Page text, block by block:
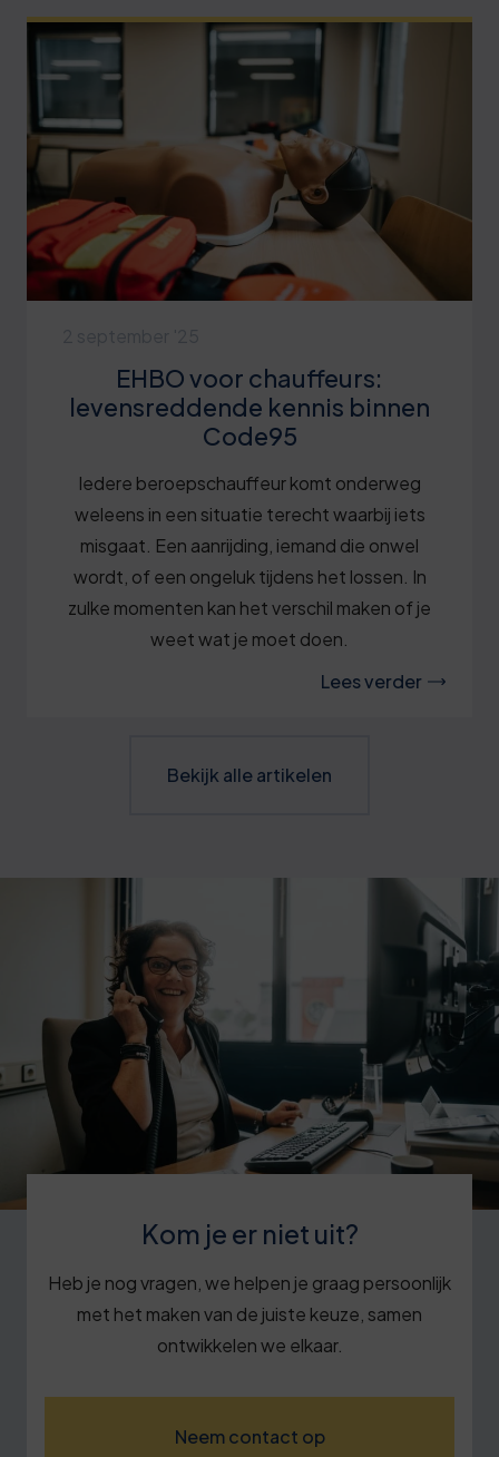
EHBO voor chauffeurs:
levensreddende kennis binnen
Code95
Iedere beroepschauffeur komt onderweg
weleens in een situatie terecht waarbij iets
misgaat. Een aanrijding, iemand die onwel
wordt, of een ongeluk tijdens het lossen. In
zulke momenten kan het verschil maken of je
weet wat je moet doen.
Lees verder
Bekijk alle artikelen
Kom je er niet uit?
Heb je nog vragen, we helpen je graag persoonlijk
met het maken van de juiste keuze, samen
ontwikkelen we elkaar.
Neem contact op